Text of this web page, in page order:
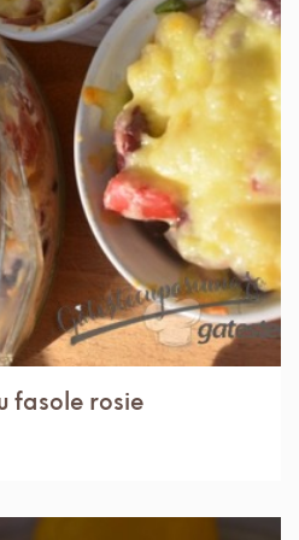
6 PORTII
fasole rosie